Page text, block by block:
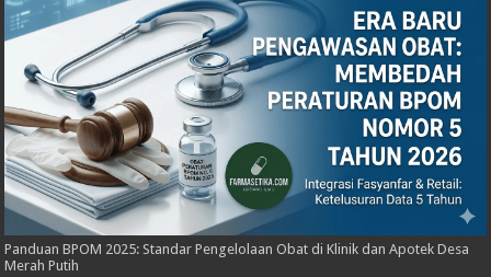
Panduan BPOM 2025: Standar Pengelolaan Obat di Klinik dan Apotek Desa
Merah Putih